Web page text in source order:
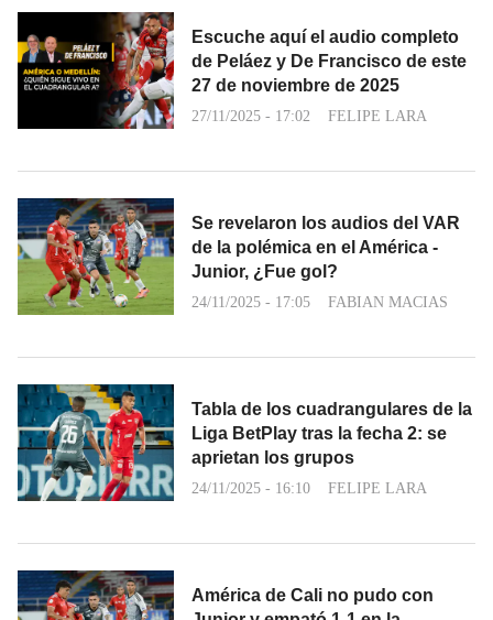
Escuche aquí el audio completo
de Peláez y De Francisco de este
27 de noviembre de 2025
27/11/2025 - 17:02 FELIPE LARA
Se revelaron los audios del VAR
de la polémica en el América -
Junior, ¿Fue gol?
24/11/2025 - 17:05 FABIAN MACIAS
Tabla de los cuadrangulares de la
Liga BetPlay tras la fecha 2: se
aprietan los grupos
24/11/2025 - 16:10 FELIPE LARA
América de Cali no pudo con